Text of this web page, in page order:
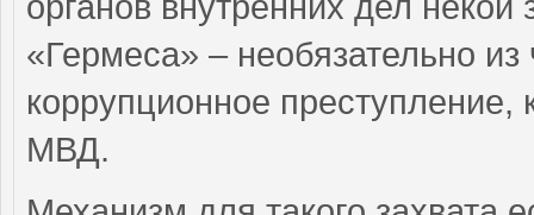
«Гермеса» – необязательно
коррупционное преступление,
МВД.